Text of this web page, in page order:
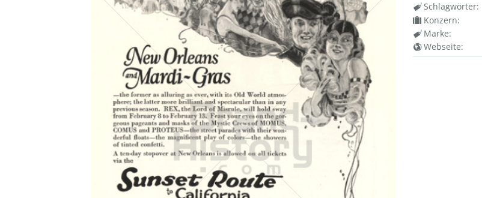
Schlagwörter:
Konzern:
Marke:
Webseite: